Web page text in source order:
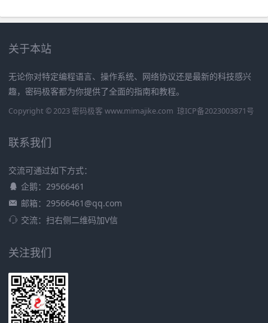
关于本站
无论你对特定编程语言、操作系统、网络协议还是最新的科技感兴
趣，密码极客都为你提供了全面的指南和教程。
Copyright © 2023 密码极客 www.mimajike.com 琼ICP备2023003871号
联系我们
交流可通过如下方式：
企鹅：29566461
邮箱：29566461@qq.com
交流：扫右侧二维码加V信
关注我们